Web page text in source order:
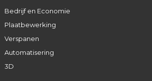
Bedrijf en Economie
Plaatbewerking
Verspanen
Automatisering
3D